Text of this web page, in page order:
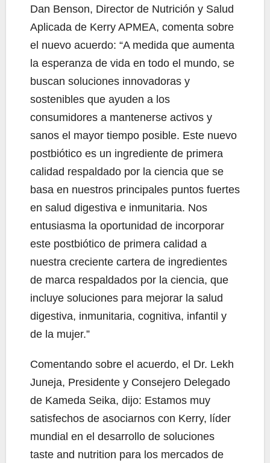
Dan Benson, Director de Nutrición y Salud
Aplicada de Kerry APMEA, comenta sobre
el nuevo acuerdo: “A medida que aumenta
la esperanza de vida en todo el mundo, se
buscan soluciones innovadoras y
sostenibles que ayuden a los
consumidores a mantenerse activos y
sanos el mayor tiempo posible. Este nuevo
postbiótico es un ingrediente de primera
calidad respaldado por la ciencia que se
basa en nuestros principales puntos fuertes
en salud digestiva e inmunitaria. Nos
entusiasma la oportunidad de incorporar
este postbiótico de primera calidad a
nuestra creciente cartera de ingredientes
de marca respaldados por la ciencia, que
incluye soluciones para mejorar la salud
digestiva, inmunitaria, cognitiva, infantil y
de la mujer.”
Comentando sobre el acuerdo, el Dr. Lekh
Juneja, Presidente y Consejero Delegado
de Kameda Seika, dijo: Estamos muy
satisfechos de asociarnos con Kerry, líder
mundial en el desarrollo de soluciones
taste and nutrition para los mercados de